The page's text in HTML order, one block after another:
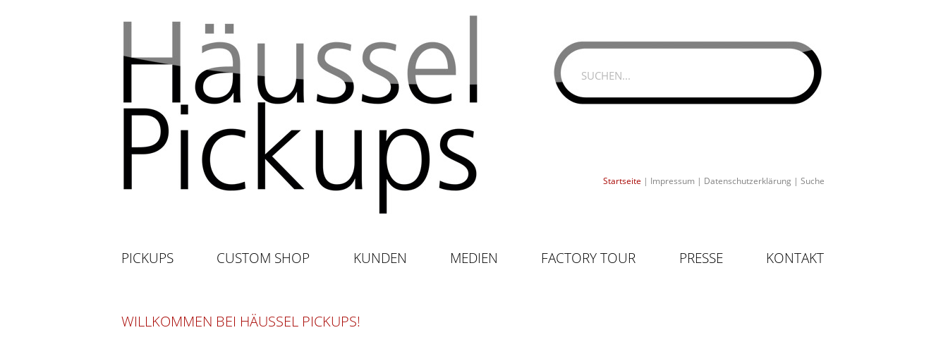
Startseite | Impressum | Datenschutzerklärung | Suche
PICKUPS CUSTOM SHOP KUNDEN MEDIEN FACTORY TOUR PRESSE KONTAKT
WILLKOMMEN BEI HÄUSSEL PICKUPS!